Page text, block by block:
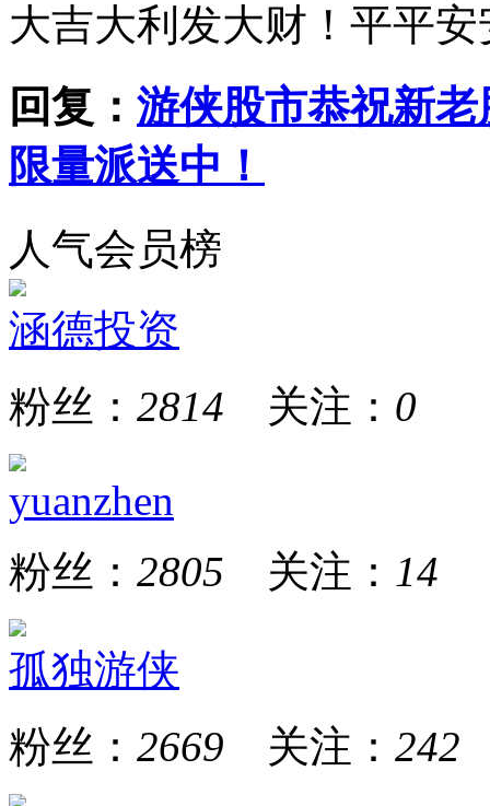
大吉大利发大财！平平
回复： 游侠股市恭祝新
限量派送中！
人气会员榜
涵德投资
粉丝： 2814 关注： 0
yuanzhen
粉丝： 2805 关注： 14
孤独游侠
粉丝： 2669 关注： 242